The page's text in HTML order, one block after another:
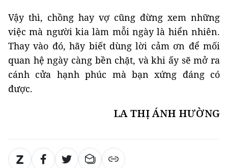
Vậy thì, chồng hay vợ cũng đừng xem những
việc mà người kia làm mỗi ngày là hiển nhiên.
Thay vào đó, hãy biết dùng lời cảm ơn để mối
quan hệ ngày càng bền chặt, và khi ấy sẽ mở ra
cánh cửa hạnh phúc mà bạn xứng đáng có
được.
LA THỊ ÁNH HƯỜNG